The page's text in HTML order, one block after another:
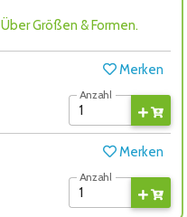
Über Größen & Formen.
Merken
Anzahl
Merken
Anzahl